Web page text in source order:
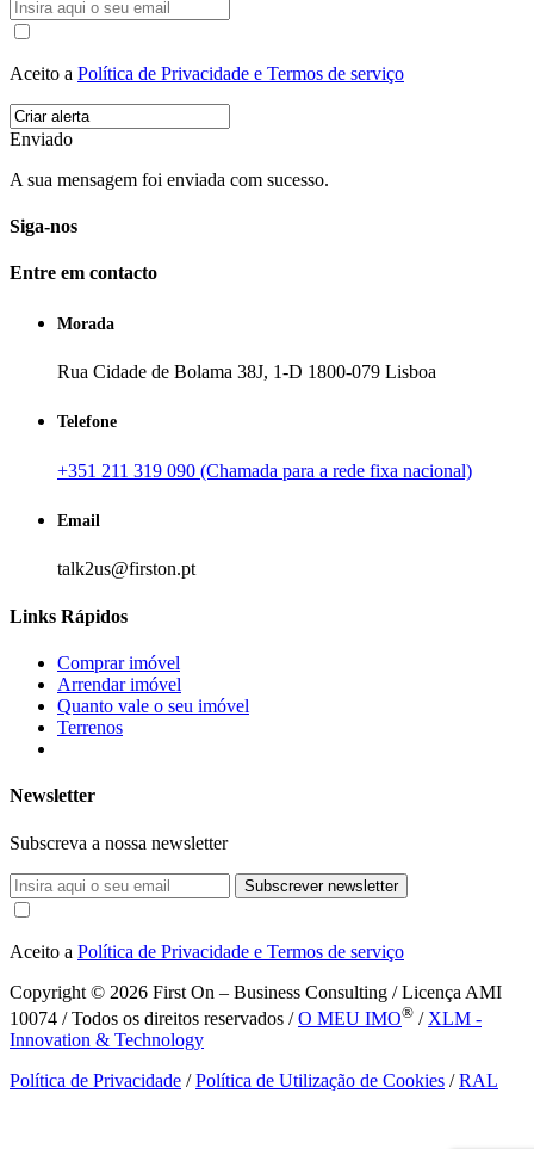
Aceito a Política de Privacidade e Termos de serviço
Enviado
A sua mensagem foi enviada com sucesso.
Siga-nos
Entre em contacto
Morada
Rua Cidade de Bolama 38J, 1-D 1800-079 Lisboa
Telefone
+351 211 319 090 (Chamada para a rede fixa nacional)
Email
talk2us@firston.pt
Links Rápidos
Comprar imóvel
Arrendar imóvel
Quanto vale o seu imóvel
Terrenos
Newsletter
Subscreva a nossa newsletter
Subscrever newsletter
Aceito a Política de Privacidade e Termos de serviço
Copyright © 2026 First On – Business Consulting / Licença AMI
10074 / Todos os direitos reservados /O MEU IMO® / XLM -
Innovation & Technology
Política de Privacidade /Política de Utilização de Cookies /RAL